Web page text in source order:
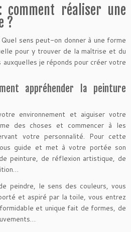
comment réaliser une
?
sens peut-on donner à une forme
pour y trouver de la maîtrise et du
je réponds pour créer votre
appréhender la peinture
environnement et aiguiser votre
des choses et commencer à les
votre personnalité. Pour cette
guide et met à votre portée son
peinture, de réflexion artistique, de
peindre, le sens des couleurs, vous
et aspiré par la toile, vous entrez
et unique fait de formes, de